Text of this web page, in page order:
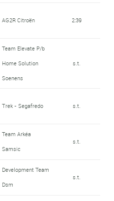
AG2R Citroën 2:39
Team Elevate P/b
Home Solution
Soenens
s.t.
Trek - Segafredo s.t.
Team Arkéa
Samsic
s.t.
Development Team
Dsm
s.t.